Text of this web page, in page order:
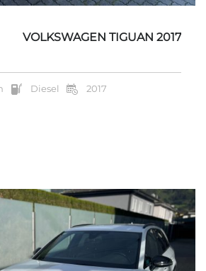
VOLKSWAGEN TIGUAN 2017
Diesel 2017